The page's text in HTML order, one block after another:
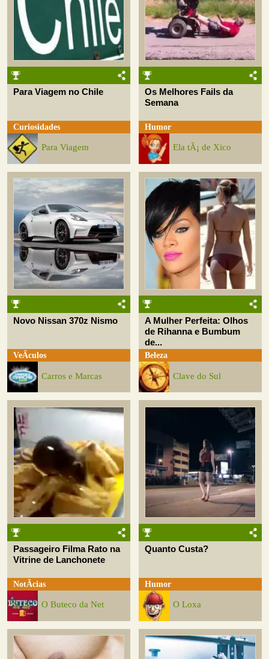
Para Viagem no Chile
Curiosidades
Para Viagem
Os Melhores Fails da
Semana
Humor
Ela tÃ¡ de Xico
Novo Nissan 370z Nismo
VeÃ­culos
Carros e Marcas
A Mulher Perfeita: Olhos
de Rihanna e Bumbum
de...
Beleza
Clave do Sul
Passageiro Filma Rato na
Vitrine de Lanchonete
NotÃ­cias
O Buteco da Net
Quanto Custa?
Humor
O Loxa